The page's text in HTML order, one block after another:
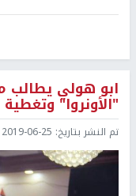
ابو هولي يطالب
"الأونروا"
تم النشر بتاريخ: 2019-06-25 15:07